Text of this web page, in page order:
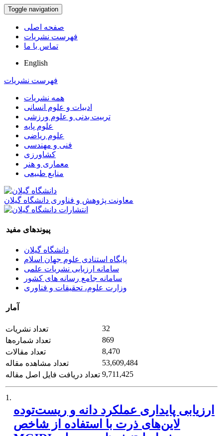
Toggle navigation
صفحه اصلی
فهرست نشریات
تماس با ما
English
فهرست نشریات
همه نشریات
ادبیات و علوم انسانی
تربیت بدنی و علوم ورزشی
علوم پایه
علوم ریاضی
فنی و مهندسی
کشاورزی
معماری و هنر
منابع طبیعی
معاونت پژوهش و فناوری دانشگاه گیلان
پیوندهای مفید
دانشگاه گیلان
پایگاه استنادی علوم جهان اسلام
سامانه ارزیابی نشریات علمی
سامانه جامع رسانه های کشور
وزارت علوم، تحقیقات و فناوری
آمار
تعداد نشریات
32
تعداد شماره‌ها
869
تعداد مقالات
8,470
تعداد مشاهده مقاله
53,609,484
تعداد دریافت فایل اصل مقاله 9,711,425
1.
ارزیابی پایداری عملکرد دانه و ریست‌توده
لاین‌های ذرت با استفاده از شاخص